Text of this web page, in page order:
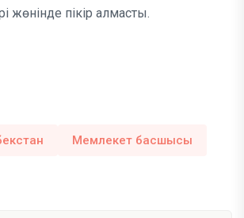
жөнінде пікір алмасты.
Мемлекет басшысы